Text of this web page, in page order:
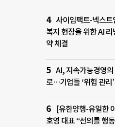
사이임팩트-넥스트
복지 현장을 위한 AI 리
약 체결
AI, 지속가능경영
로…기업들 ‘위험 관리’
[유한양행-유일한
호영 대표 “선의를 행